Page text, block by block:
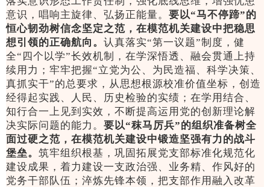
意识，唱响主旋律、弘扬正能量。 要以“马不停蹄”的
恒心韧劲树信念坚定之范，在模范机关建设中把稳思
想引领的正确航向。 认真落实“第一议题”制度，健
全“四个以学”长效机制，在学深悟透、融会贯通上持
续用力；牢牢把握“立党为公、为民造福、科学决策、
真抓实干”的总要求，从思想根源校准价值坐标，创造
经得起实践、人民、历史检验的实绩；在学用结合、
知行合一上见到实效，不断提高运用党的创新理论解
决实际问题的能力。 要以“秣马厉兵”的组织准备树全
面过硬之范，在模范机关建设中锻造坚强有力的战斗
堡垒。 筑牢组织根基，巩固拓展党支部标准化规范化
建设成果，着力建设一支政治强、业务精、作风好的
党务干部队伍；淬炼先锋本领，把支部作用融入改革